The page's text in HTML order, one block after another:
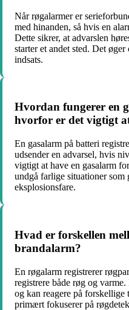
Når røgalarmer er
med hinanden, så hvis en
Dette sikrer, at advarslen
starter et andet sted. Det
indsats.
Hvordan fungerer en
hvorfor er det vigtigt
En gasalarm på batteri
udsender en advarsel, hvis
vigtigt at have en gasalarm
undgå farlige situationer
eksplosionsfare.
Hvad er forskellen
brandalarm?
En røgalarm registrerer
registrere både røg og
og kan reagere på forskellige
primært fokuserer på